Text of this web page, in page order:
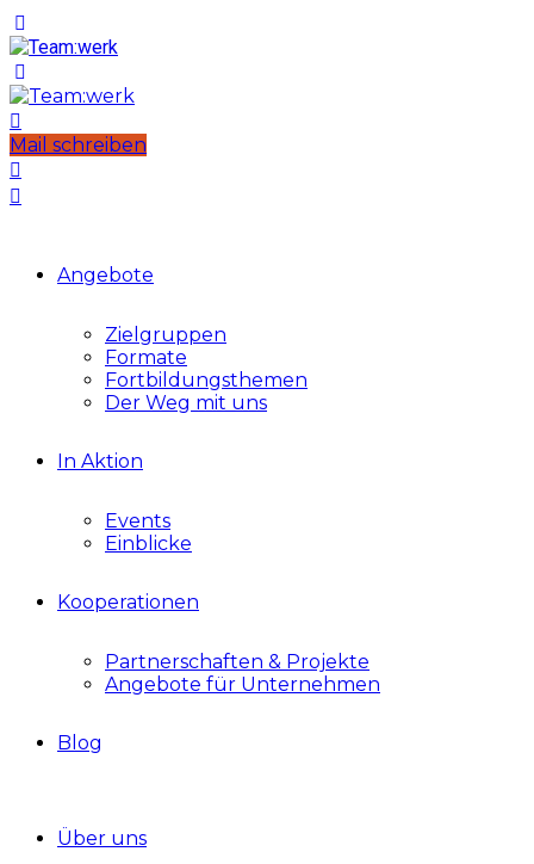
Mail schreiben
Angebote
Zielgruppen
Formate
Fortbildungsthemen
Der Weg mit uns
In Aktion
Events
Einblicke
Kooperationen
Partnerschaften & Projekte
Angebote für Unternehmen
Blog
Über uns